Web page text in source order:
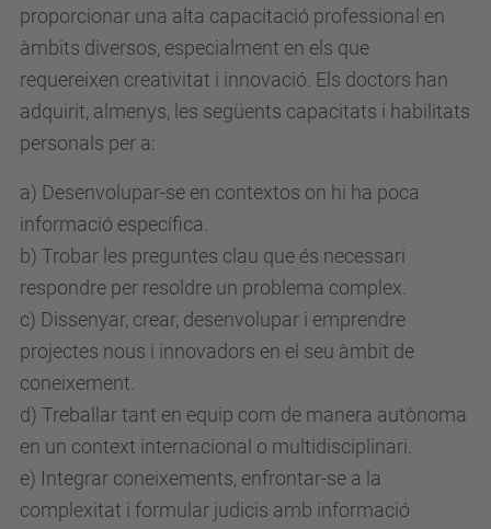
proporcionar una alta capacitació professional en
àmbits diversos, especialment en els que
requereixen creativitat i innovació. Els doctors han
adquirit, almenys, les següents capacitats i habilitats
personals per a:
a) Desenvolupar-se en contextos on hi ha poca
informació específica.
b) Trobar les preguntes clau que és necessari
respondre per resoldre un problema complex.
c) Dissenyar, crear, desenvolupar i emprendre
projectes nous i innovadors en el seu àmbit de
coneixement.
d) Treballar tant en equip com de manera autònoma
en un context internacional o multidisciplinari.
e) Integrar coneixements, enfrontar-se a la
complexitat i formular judicis amb informació